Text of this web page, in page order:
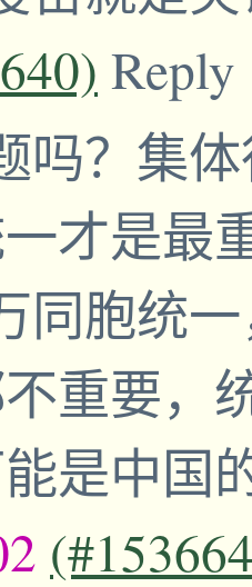
Reply
吗？集
才是最
同胞统
重要，
是中国